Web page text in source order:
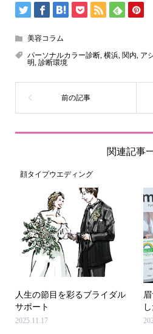
美容コラム
パーソナルカラー診断, 横浜, 関内, ア
明, 診断環境
関連記事
顔タイプウエディング
人生の節目を彩るブライダル
サポート
2025.11.17